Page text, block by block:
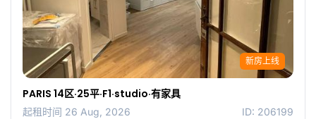
新房上线
PARIS 14区·25平·F1·studio·有家具
起租时间 26 Aug, 2026 ID: 206199